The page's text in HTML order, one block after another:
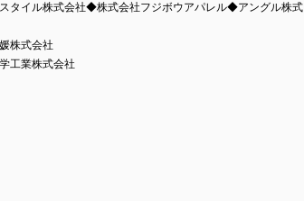
タイル株式会社◆株式会社フジボウアパレル◆アングル株式
株式会社
工業株式会社